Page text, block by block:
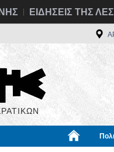
ΕΙΔΗΣΕΙΣ ΤΗΣ